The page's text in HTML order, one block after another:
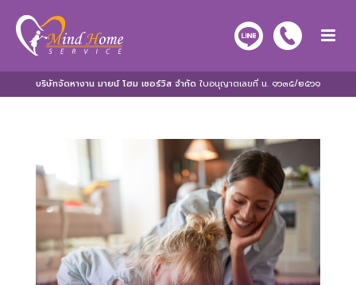
บริษัทจัดหางาน มายน์ โฮม เซอร์วิส จำกัด ใบอนุญาตเลขที่ น. ๑๖๓๕/๒๕๖๑